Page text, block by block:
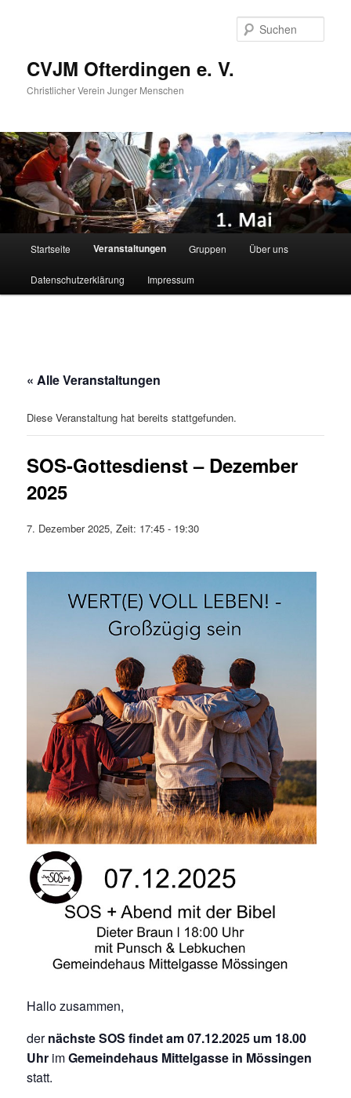
CVJM Ofterdingen e. V.
Christlicher Verein Junger Menschen
Startseite Veranstaltungen Gruppen Über uns
Datenschutzerklärung Impressum
« Alle Veranstaltungen
Diese Veranstaltung hat bereits stattgefunden.
SOS-Gottesdienst – Dezember
2025
7. Dezember 2025, Zeit: 17:45 - 19:30
Hallo zusammen,
dernächste SOS findet am 07.12.2025 um 18.00
Uhr imGemeindehaus Mittelgasse in Mössingen
statt.